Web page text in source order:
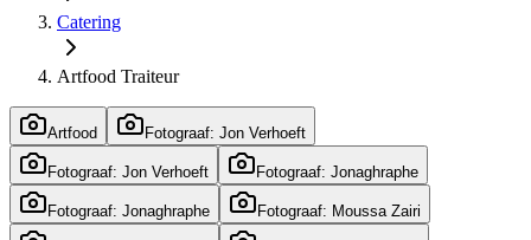
Catering
Artfood Traiteur
Artfood Fotograaf: Jon Verhoeft
Fotograaf: Jon Verhoeft Fotograaf: Jonaghraphe
Fotograaf: Jonaghraphe Fotograaf: Moussa Zairi